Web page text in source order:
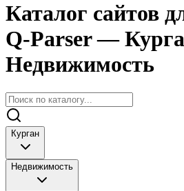
Каталог сайтов
Q-Parser—
Недвижимость
Курган
Недвижимость